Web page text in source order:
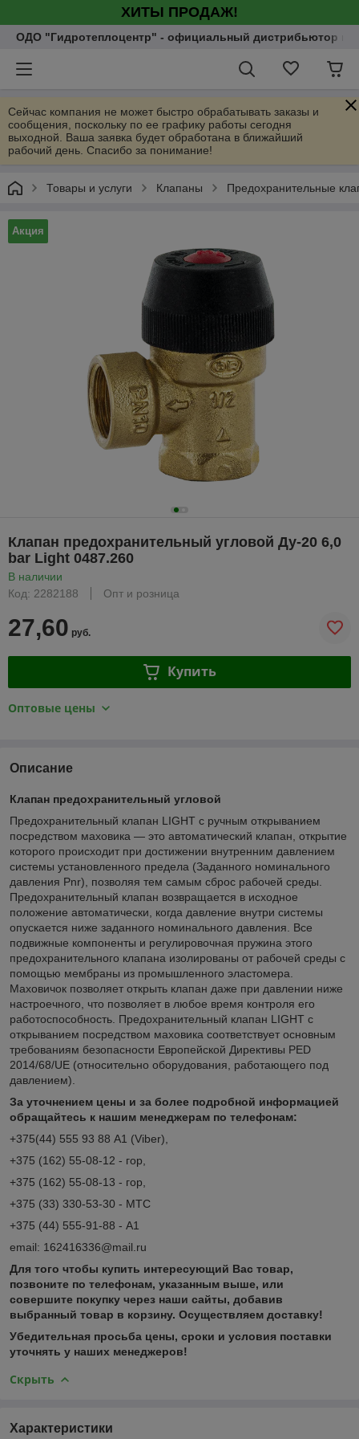
ХИТЫ ПРОДАЖ!
ОДО "Гидротеплоцентр" - официальный дистрибьютор
Сейчас компания не может быстро обрабатывать заказы и
сообщения, поскольку по ее графику работы сегодня
выходной. Ваша заявка будет обработана в ближайший
рабочий день. Спасибо за понимание!
Товары и услуги Клапаны Предохранительные
Акция
Клапан предохранительный угловой Ду-20 6,0
bar Light 0487.260
В наличии
Код: 2282188
Опт и розница
27,60 руб.
Купить
Оптовые цены
Описание
Клапан предохранительный угловой
Предохранительный клапан LIGHT с ручным открыванием
посредством маховика — это автоматический клапан, открытие
которого происходит при достижении внутренним давлением
системы установленного предела (Заданного номинального
давления Pnr), позволяя тем самым сброс рабочей среды.
Предохранительный клапан возвращается в исходное
положение автоматически, когда давление внутри системы
опускается ниже заданного номинального давления. Все
подвижные компоненты и регулировочная пружина этого
предохранительного клапана изолированы от рабочей среды с
помощью мембраны из промышленного эластомера.
Маховичок позволяет открыть клапан даже при давлении ниже
настроечного, что позволяет в любое время контроля его
работоспособность. Предохранительный клапан LIGHT с
открыванием посредством маховика соответствует основным
требованиям безопасности Европейской Директивы PED
2014/68/UE (относительно оборудования, работающего под
давлением).
За уточнением цены и за более подробной информацией
обращайтесь к нашим менеджерам по телефонам:
+375(44) 555 93 88 А1 (Viber),
+375 (162) 55-08-12 - гор,
+375 (162) 55-08-13 - гор,
+375 (33) 330-53-30 - МТС
+375 (44) 555-91-88 - А1
email: 162416336@mail.ru
Для того чтобы купить интересующий Вас товар,
позвоните по телефонам, указанным выше, или
совершите покупку через наши сайты, добавив
выбранный товар в корзину. Осуществляем доставку!
Убедительная просьба цены, сроки и условия поставки
уточнять у наших менеджеров!
Скрыть
Характеристики